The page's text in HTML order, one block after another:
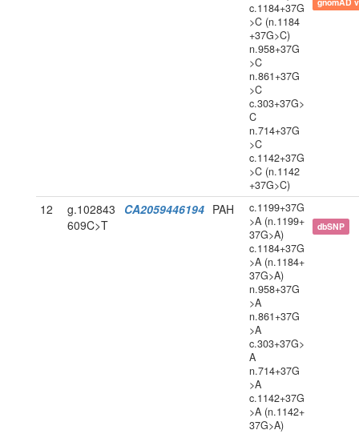
c.1184+37G
>C (n.1184
+37G>C)
n.958+37G
>C
n.861+37G
>C
c.303+37G>
C
n.714+37G
>C
c.1142+37G
>C (n.1142
+37G>C)
12
g.102843
609C>T
CA2059446194 PAH
c.1199+37G
>A (n.1199+
37G>A)
c.1184+37G
>A (n.1184+
37G>A)
n.958+37G
>A
n.861+37G
>A
c.303+37G>
A
n.714+37G
>A
c.1142+37G
>A (n.1142+
37G>A)
dbSNP